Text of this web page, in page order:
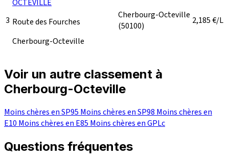
3
OCTEVILLE
Route des Fourches
Cherbourg-Octeville
Cherbourg-Octeville
(50100)
2,185€/L
Voir un autre classement à
Cherbourg-Octeville
Moins chères en SP95 Moins chères en SP98 Moins chères en
E10 Moins chères en E85 Moins chères en GPLc
Questions fréquentes